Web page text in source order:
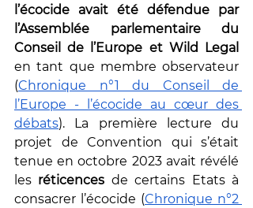
l’écocide avait été défendue par
l’Assemblée parlementaire du
en tant que membre observateur
(Chronique n°1 du Conseil de
l’Europe - l’écocide au cœur des
débats). La première lecture du
projet de Convention qui s’était
tenue en octobre 2023 avait révélé
les réticences de certains Etats à
consacrer l’écocide (Chronique n°2